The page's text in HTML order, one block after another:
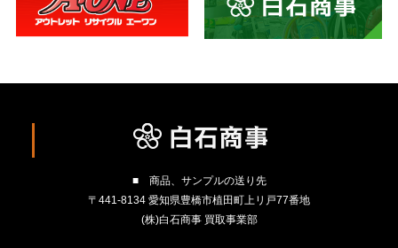
■ 商品、サンプルの送り先
〒441-8134 愛知県豊橋市植田町上リ戸77番地
(株)白石商事 買取事業部